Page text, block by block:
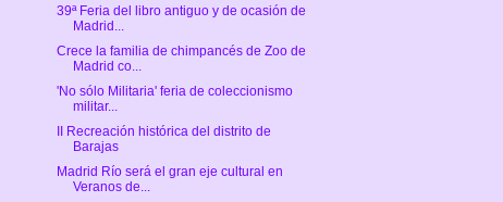
39ª Feria del libro antiguo y de ocasión de
Madrid...
Crece la familia de chimpancés de Zoo de
Madrid co...
'No sólo Militaria' feria de coleccionismo
militar...
II Recreación histórica del distrito de
Barajas
Madrid Río será el gran eje cultural en
Veranos de...